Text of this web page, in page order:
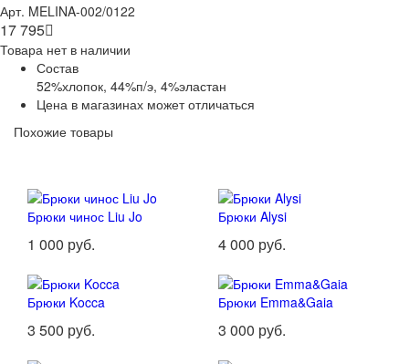
Арт. MELINA-002/0122
17 795
Товара нет в наличии
Состав
52%хлопок, 44%п/э, 4%эластан
Цена в магазинах может отличаться
Похожие товары
Брюки чинос Liu Jo
1 000 руб.
Брюки Alysi
4 000 руб.
Брюки Kocca
3 500 руб.
Брюки Emma&Gaia
3 000 руб.